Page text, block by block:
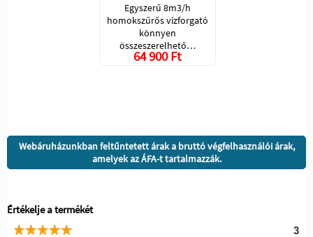
Egyszerű 8m3/h
homokszűrős vízforgató
könnyen
összeszerelhető…
64 900 Ft
Webáruházunkban feltűntetett árak a bruttó végfelhasználói árak,
amelyek az ÁFA-t tartalmazzák.
Értékelje a termékét
3